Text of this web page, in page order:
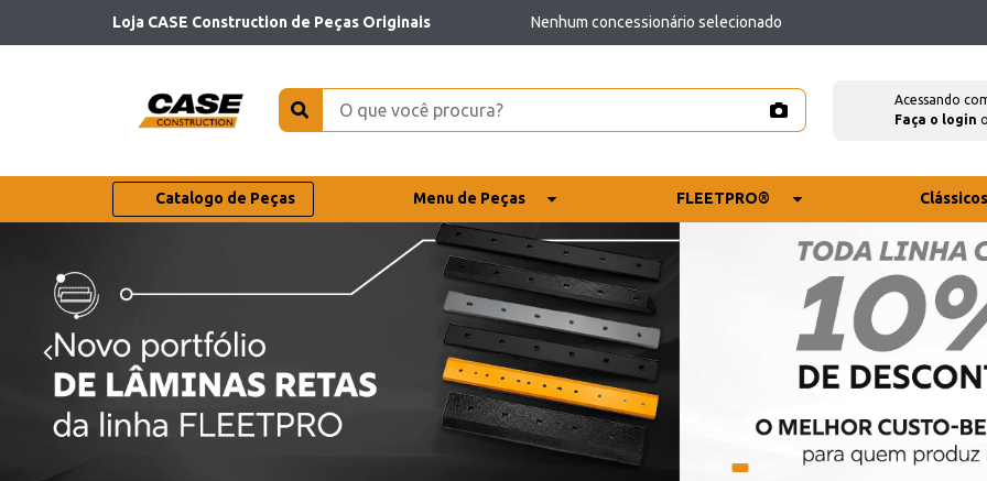
Loja CASE Construction de Peças Originais Nenhum concessionário selecionado
Acessando
Faça o login
Catalogo de Peças Menu de Peças FLEETPRO®